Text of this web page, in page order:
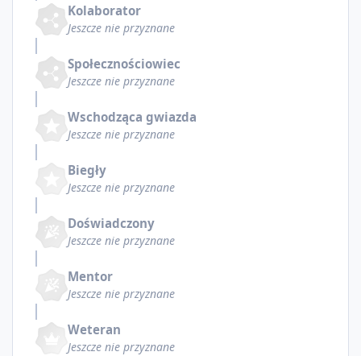
Kolaborator
Jeszcze nie przyznane
Społecznościowiec
Jeszcze nie przyznane
Wschodząca gwiazda
Jeszcze nie przyznane
Biegły
Jeszcze nie przyznane
Doświadczony
Jeszcze nie przyznane
Mentor
Jeszcze nie przyznane
Weteran
Jeszcze nie przyznane